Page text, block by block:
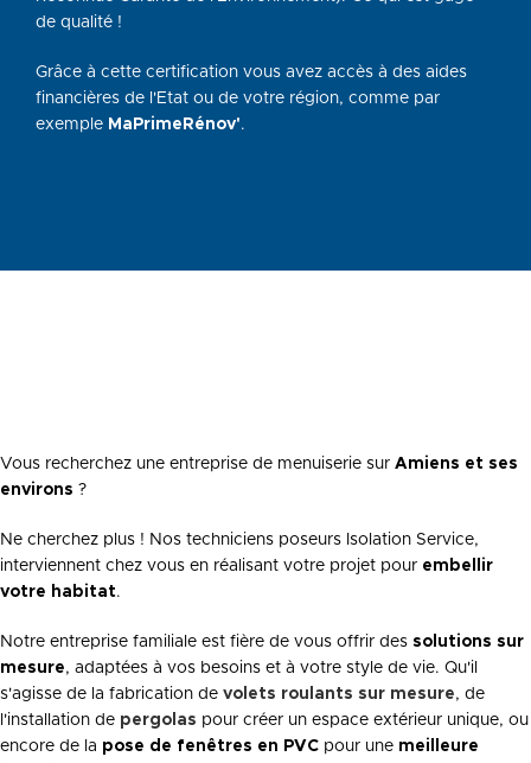
de qualité !
Grâce à cette certification vous avez accès à des aides
financières de l'Etat ou de votre région, comme par
exemple MaPrimeRénov'.
Vous recherchez une entreprise de menuiserie sur Amiens et ses
environs ?
Ne cherchez plus ! Nos techniciens poseurs Isolation Service,
interviennent chez vous en réalisant votre projet pour embellir
votre habitat.
Notre entreprise familiale est fière de vous offrir des solutions sur
mesure, adaptées à vos besoins et à votre style de vie. Qu'il
s'agisse de la fabrication de volets roulants sur mesure, de
l'installation de pergolas pour créer un espace extérieur unique, ou
encore de la pose de fenêtres en PVC pour une meilleure